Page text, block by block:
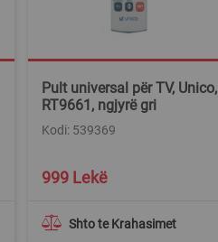
Pult universal për TV, Unico,
RT9661, ngjyrë gri
Kodi: 539369
Shto te Krahasimet
999 Lekë